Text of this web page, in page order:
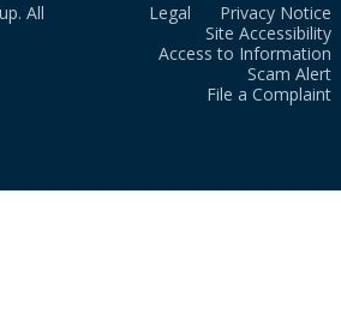
All
Legal
Privacy Notice
Site Accessibility
Access to Information
Scam Alert
File a Complaint